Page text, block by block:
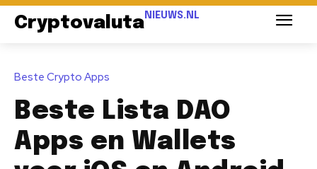
Cryptovaluta NIEUWS.NL
Beste Crypto Apps
Beste Lista DAO
Apps en Wallets